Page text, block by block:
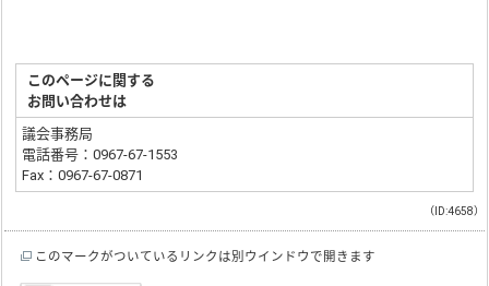
このページに関する
お問い合わせは
議会事務局
電話番号：0967-67-1553
Fax：0967-67-0871
（ID:4658）
このマークがついているリンクは別ウインドウで開きます